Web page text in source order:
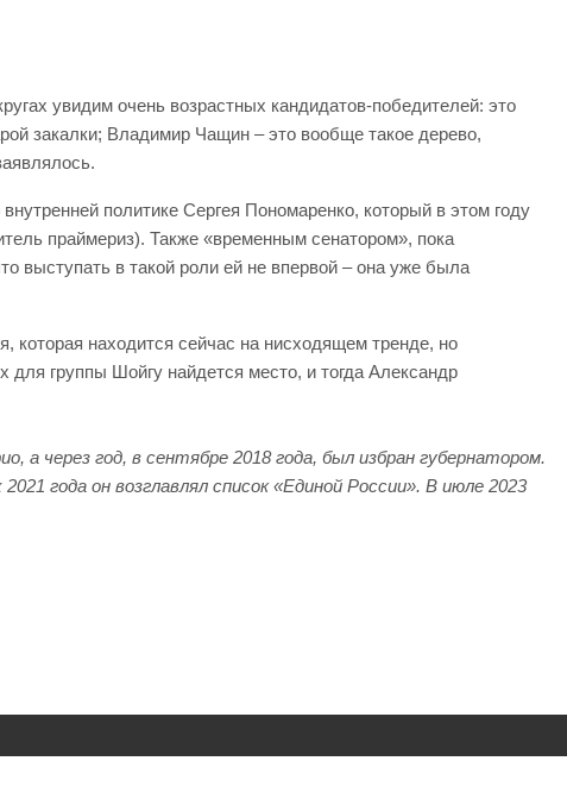
увидим очень возрастных кандидатов-победителей: это
закалки; Владимир Чащин – это вообще такое дерево,
политике Сергея Пономаренко, который в этом году
праймериз). Также «временным сенатором», пока
выступать в такой роли ей не впервой – она уже была
находится сейчас на нисходящем тренде, но
для группы Шойгу найдется место, и тогда Александр
а через год, в сентябре 2018 года, был избран губернатором.
года он возглавлял список «Единой России». В июле 2023